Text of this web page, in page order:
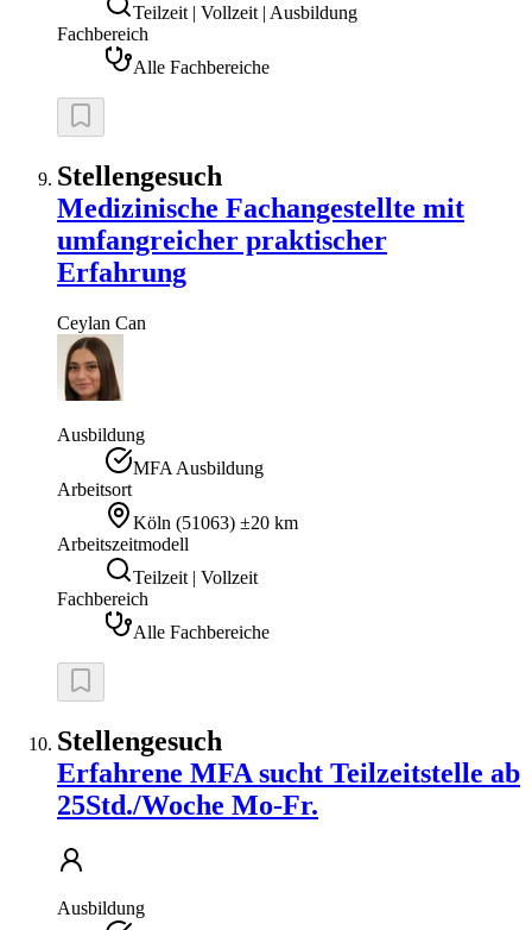
Teilzeit | Vollzeit | Ausbildung
Fachbereich
Alle Fachbereiche
Stellengesuch
Medizinische Fachangestellte mit
umfangreicher praktischer
Erfahrung
Ceylan Can
Ausbildung
MFA Ausbildung
Arbeitsort
Köln (51063) ±20 km
Arbeitszeitmodell
Teilzeit | Vollzeit
Fachbereich
Alle Fachbereiche
Stellengesuch
Erfahrene MFA sucht Teilzeitstelle ab
25Std./Woche Mo-Fr.
Ausbildung